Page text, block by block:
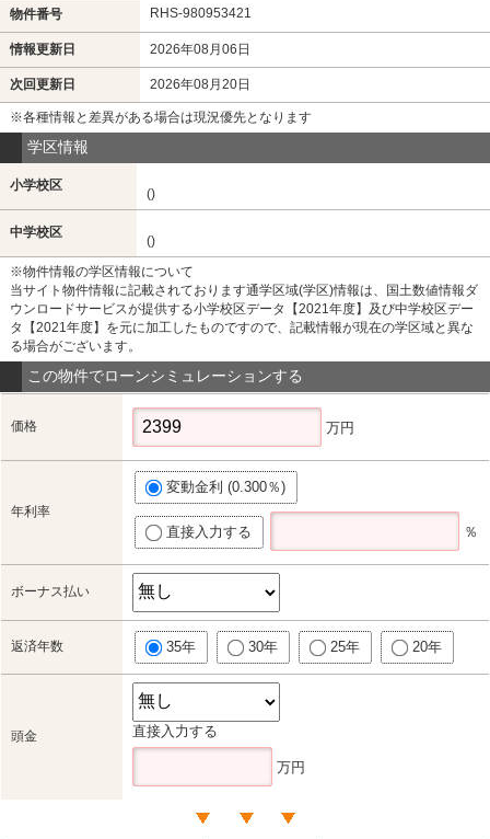
物件番号 RHS-980953421
情報更新日 2026年08月06日
次回更新日 2026年08月20日
※各種情報と差異がある場合は現況優先となります
学区情報
小学校区
()
中学校区
()
※物件情報の学区情報について
当サイト物件情報に記載されております通学区域(学区)情報は、国土数値情報ダ
ウンロードサービスが提供する小学校区データ【2021年度】及び中学校区デー
タ【2021年度】を元に加工したものですので、記載情報が現在の学区域と異な
る場合がございます。
この物件でローンシミュレーションする
価格 万円
年利率
変動金利 (0.300％)
直接入力する ％
ボーナス払い
返済年数 35年 30年 25年 20年
頭金 直接入力する
万円